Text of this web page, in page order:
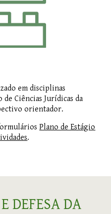
em disciplinas
Ciências Jurídicas da
orientador.
Plano de Estágio
.
DEFESA DA